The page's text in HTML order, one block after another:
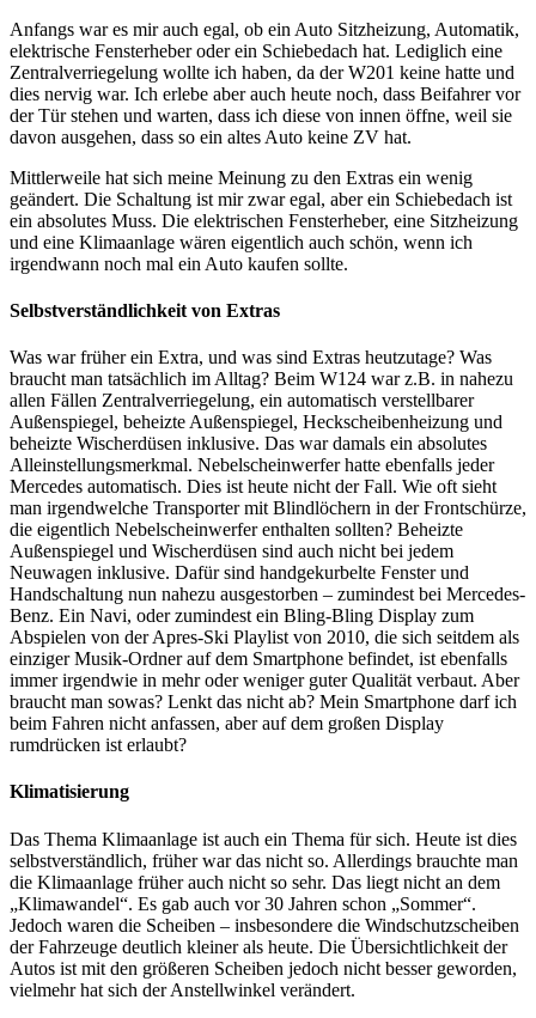
Anfangs war es mir auch egal, ob ein Auto Sitzheizung, Automatik,
elektrische Fensterheber oder ein Schiebedach hat. Lediglich eine
Zentralverriegelung wollte ich haben, da der W201 keine hatte und
dies nervig war. Ich erlebe aber auch heute noch, dass Beifahrer vor
der Tür stehen und warten, dass ich diese von innen öffne, weil sie
davon ausgehen, dass so ein altes Auto keine ZV hat.
Mittlerweile hat sich meine Meinung zu den Extras ein wenig
geändert. Die Schaltung ist mir zwar egal, aber ein Schiebedach ist
ein absolutes Muss. Die elektrischen Fensterheber, eine Sitzheizung
und eine Klimaanlage wären eigentlich auch schön, wenn ich
irgendwann noch mal ein Auto kaufen sollte.
Selbstverständlichkeit von Extras
Was war früher ein Extra, und was sind Extras heutzutage? Was
braucht man tatsächlich im Alltag? Beim W124 war z.B. in nahezu
allen Fällen Zentralverriegelung, ein automatisch verstellbarer
Außenspiegel, beheizte Außenspiegel, Heckscheibenheizung und
beheizte Wischerdüsen inklusive. Das war damals ein absolutes
Alleinstellungsmerkmal. Nebelscheinwerfer hatte ebenfalls jeder
Mercedes automatisch. Dies ist heute nicht der Fall. Wie oft sieht
man irgendwelche Transporter mit Blindlöchern in der Frontschürze,
die eigentlich Nebelscheinwerfer enthalten sollten? Beheizte
Außenspiegel und Wischerdüsen sind auch nicht bei jedem
Neuwagen inklusive. Dafür sind handgekurbelte Fenster und
Handschaltung nun nahezu ausgestorben – zumindest bei Mercedes-
Benz. Ein Navi, oder zumindest ein Bling-Bling Display zum
Abspielen von der Apres-Ski Playlist von 2010, die sich seitdem als
einziger Musik-Ordner auf dem Smartphone befindet, ist ebenfalls
immer irgendwie in mehr oder weniger guter Qualität verbaut. Aber
braucht man sowas? Lenkt das nicht ab? Mein Smartphone darf ich
beim Fahren nicht anfassen, aber auf dem großen Display
rumdrücken ist erlaubt?
Klimatisierung
Das Thema Klimaanlage ist auch ein Thema für sich. Heute ist dies
selbstverständlich, früher war das nicht so. Allerdings brauchte man
die Klimaanlage früher auch nicht so sehr. Das liegt nicht an dem
„Klimawandel“. Es gab auch vor 30 Jahren schon „Sommer“.
Jedoch waren die Scheiben – insbesondere die Windschutzscheiben
der Fahrzeuge deutlich kleiner als heute. Die Übersichtlichkeit der
Autos ist mit den größeren Scheiben jedoch nicht besser geworden,
vielmehr hat sich der Anstellwinkel verändert.